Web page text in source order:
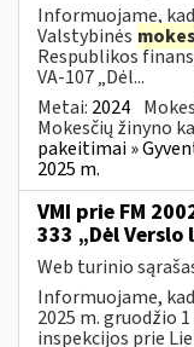
Informuojame,
Valstybinės
Respublikos
VA-107 „Dėl...
Metai: 2024
Mokesčių žinyno
pakeitimai »
2025 m.
VMI prie FM
333 „Dėl
Web turinio
Informuojame,
2025 m. gruodžio
inspekcijos prie